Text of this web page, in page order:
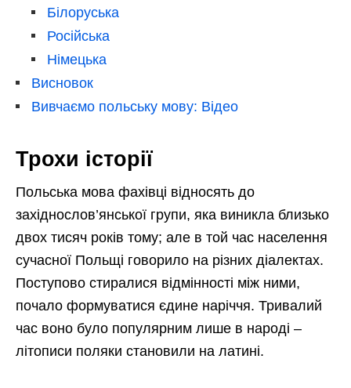
Білоруська
Російська
Німецька
Висновок
Вивчаємо польську мову: Відео
Трохи історії
Польська мова фахівці відносять до
західнослов’янської групи, яка виникла близько
двох тисяч років тому; але в той час населення
сучасної Польщі говорило на різних діалектах.
Поступово стиралися відмінності між ними,
почало формуватися єдине наріччя. Тривалий
час воно було популярним лише в народі –
літописи поляки становили на латині.